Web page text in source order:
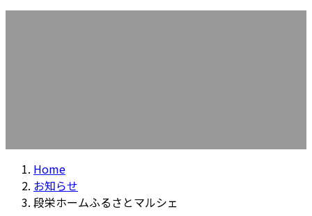
Home
お知らせ
段栄ホームふるさとマルシェ